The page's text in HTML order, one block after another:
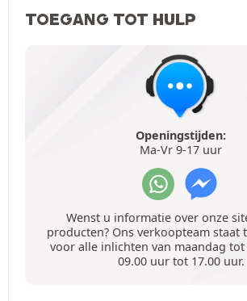
TOEGANG TOT HULP
Openingstijden:
Ma-Vr 9-17 uur
Wenst u informatie over onze
producten? Ons verkoopteam staat
voor alle inlichten van maandag
09.00 uur tot 17.00 uur.